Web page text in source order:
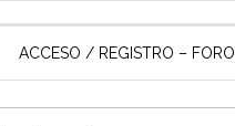
ACCESO / REGISTRO – FORO